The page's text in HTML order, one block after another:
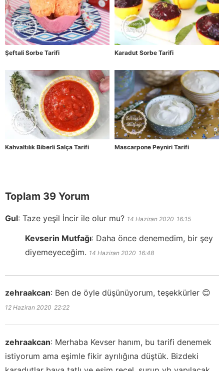
Şeftali Sorbe Tarifi Karadut Sorbe Tarifi
Kahvaltılık Biberli Salça Tarifi Mascarpone Peyniri Tarifi
Toplam 39 Yorum
Gul: Taze yeşil İncir ile olur mu? 14 Haziran 2020 16:15
Kevserin Mutfağı: Daha önce denemedim, bir şey
diyemeyeceğim. 14 Haziran 2020 16:48
zehraakcan: Ben de öyle düşünüyorum, teşekkürler 😊
12 Haziran 2020 22:22
zehraakcan: Merhaba Kevser hanım, bu tarifi denemek
istiyorum ama eşimle fikir ayrılığına düştük. Bizdeki